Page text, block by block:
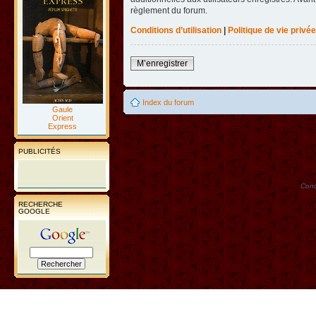
Gaule
Orient
Express
PUBLICITÉS
RECHERCHE
GOOGLE
règlement du forum.
Conditions d’utilisation
Politique de vie privée
M’enregistrer
Index du forum